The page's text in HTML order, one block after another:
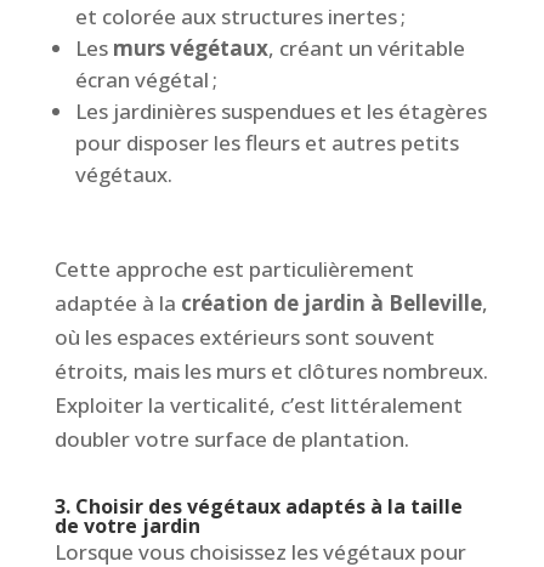
et colorée aux structures inertes ;
Les murs végétaux, créant un véritable
écran végétal ;
Les jardinières suspendues et les étagères
pour disposer les fleurs et autres petits
végétaux.
Cette approche est particulièrement
adaptée à la création de jardin à Belleville,
où les espaces extérieurs sont souvent
étroits, mais les murs et clôtures nombreux.
Exploiter la verticalité, c’est littéralement
doubler votre surface de plantation.
3. Choisir des végétaux adaptés à la taille
de votre jardin
Lorsque vous choisissez les végétaux pour